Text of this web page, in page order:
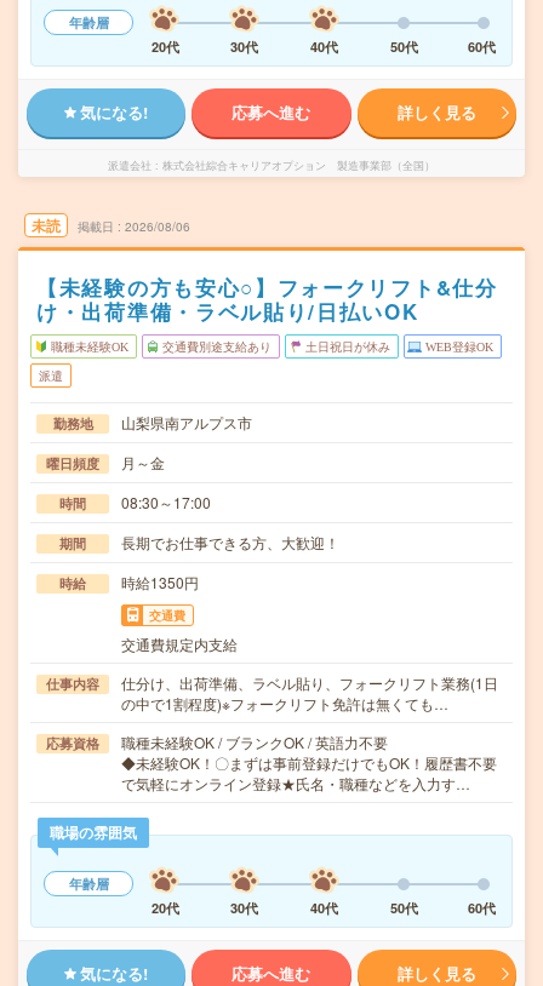
年齢層
20代
30代 40代 50代 60代
気になる! 応募へ進む 詳しく見る
派遣会社 株式会社綜合キャリアオプション 製造事業部（全国）
未読 掲載日 2026/08/06
【未経験の方も安心○】フォークリフト&仕分
け・出荷準備・ラベル貼り/日払いOK
職種未経験OK 交通費別途支給あり 土日祝日が休み WEB登録OK
派遣
勤務地 山梨県南アルプス市
曜日頻度 月～金
時間 08:30～17:00
期間 長期でお仕事できる方、大歓迎！
時給 時給1350円
交通費
交通費規定内支給
仕事内容
仕分け、出荷準備、ラベル貼り、フォークリフト業務(1日
の中で1割程度)※フォークリフト免許は無くても…
応募資格
職種未経験OK / ブランクOK / 英語力不要
◆未経験OK！〇まずは事前登録だけでもOK！履歴書不要
で気軽にオンライン登録★氏名・職種などを入力す…
職場の雰囲気
年齢層
20代
30代 40代 50代 60代
気になる! 応募へ進む 詳しく見る